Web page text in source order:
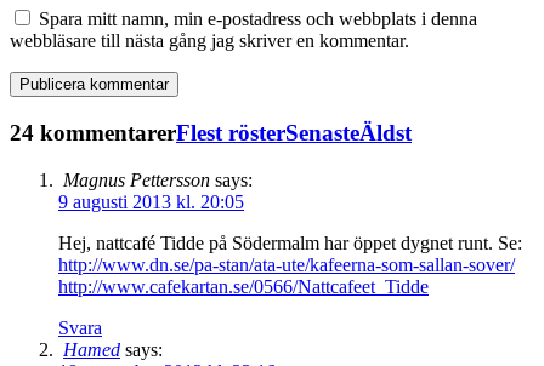
Spara mitt namn, min e-postadress och webbplats i denna
webbläsare till nästa gång jag skriver en kommentar.
24 kommentarerFlest rösterSenasteÄldst
Magnus Pettersson says:
9 augusti 2013 kl. 20:05
Hej, nattcafé Tidde på Södermalm har öppet dygnet runt. Se:
http://www.dn.se/pa-stan/ata-ute/kafeerna-som-sallan-sover/
http://www.cafekartan.se/0566/Nattcafeet_Tidde
Svara
Hamed says: